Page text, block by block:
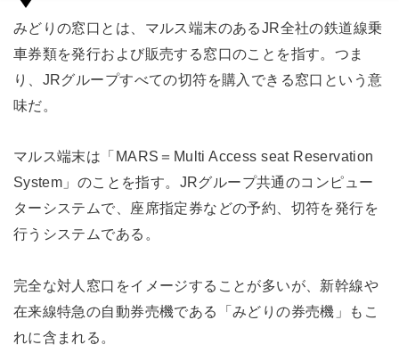
みどりの窓口とは、マルス端末のあるJR全社の鉄道線乗
車券類を発行および販売する窓口のことを指す。つま
り、JRグループすべての切符を購入できる窓口という意
味だ。
マルス端末は「MARS＝Multi Access seat Reservation
System」のことを指す。JRグループ共通のコンピュー
ターシステムで、座席指定券などの予約、切符を発行を
行うシステムである。
完全な対人窓口をイメージすることが多いが、新幹線や
在来線特急の自動券売機である「みどりの券売機」もこ
れに含まれる。